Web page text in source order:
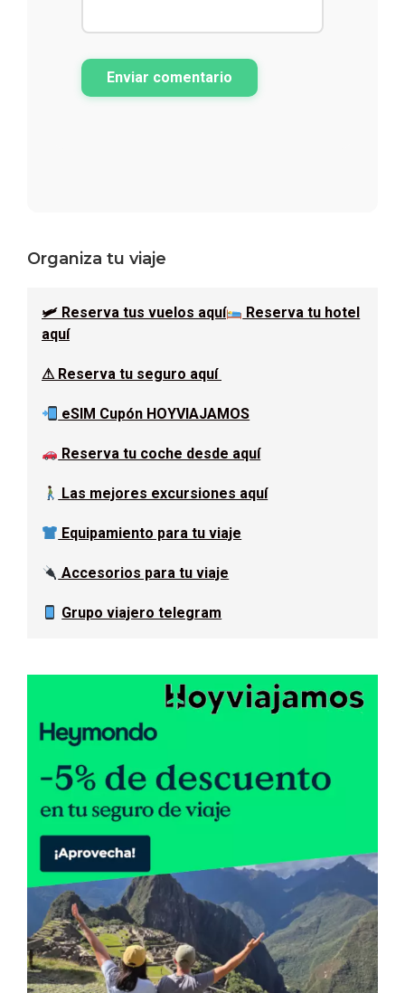
Enviar comentario
Barra
principal
Organiza tu viaje
🛩 Reserva tus vuelos aquí
Reserva tu hotel
aquí
⚠ Reserva tu seguro aquí
eSIM Cupón HOYVIAJAMOS
Reserva tu coche desde aquí
Las mejores excursiones aquí
Equipamiento para tu viaje
Accesorios para tu viaje
Grupo viajero telegram